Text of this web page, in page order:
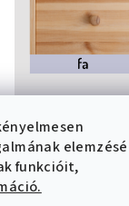
funkcióit,